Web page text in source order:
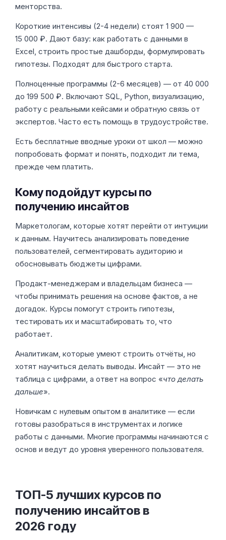
менторства.
Короткие интенсивы (2-4 недели) стоят 1 900 —
15 000 ₽. Дают базу: как работать с данными в
Excel, строить простые дашборды, формулировать
гипотезы. Подходят для быстрого старта.
Полноценные программы (2-6 месяцев) — от 40 000
до 199 500 ₽. Включают SQL, Python, визуализацию,
работу с реальными кейсами и обратную связь от
экспертов. Часто есть помощь в трудоустройстве.
Есть бесплатные вводные уроки от школ — можно
попробовать формат и понять, подходит ли тема,
прежде чем платить.
Кому подойдут курсы по
получению инсайтов
Маркетологам, которые хотят перейти от интуиции
к данным. Научитесь анализировать поведение
пользователей, сегментировать аудиторию и
обосновывать бюджеты цифрами.
Продакт-менеджерам и владельцам бизнеса —
чтобы принимать решения на основе фактов, а не
догадок. Курсы помогут строить гипотезы,
тестировать их и масштабировать то, что
работает.
Аналитикам, которые умеют строить отчёты, но
хотят научиться делать выводы. Инсайт — это не
таблица с цифрами, а ответ на вопрос «что делать
дальше».
Новичкам с нулевым опытом в аналитике — если
готовы разобраться в инструментах и логике
работы с данными. Многие программы начинаются с
основ и ведут до уровня уверенного пользователя.
ТОП-5 лучших курсов по
получению инсайтов в
2026 году